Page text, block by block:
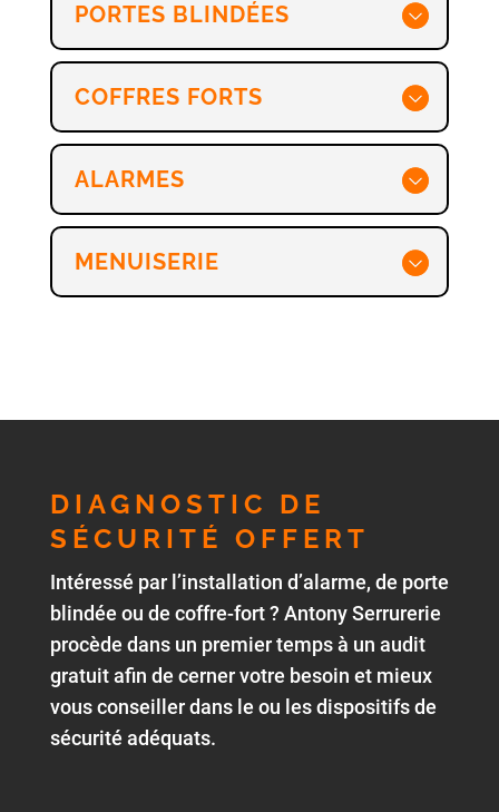
PORTES BLINDÉES
COFFRES FORTS
ALARMES
MENUISERIE
DIAGNOSTIC DE
SÉCURITÉ OFFERT
Intéressé par l’installation d’alarme, de porte
blindée ou de coffre-fort ? Antony Serrurerie
procède dans un premier temps à un audit
gratuit afin de cerner votre besoin et mieux
vous conseiller dans le ou les dispositifs de
sécurité adéquats.